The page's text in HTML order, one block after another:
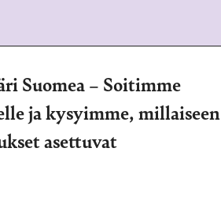
Suomea – Soitimme
ja kysyimme, millaiseen
asettuvat